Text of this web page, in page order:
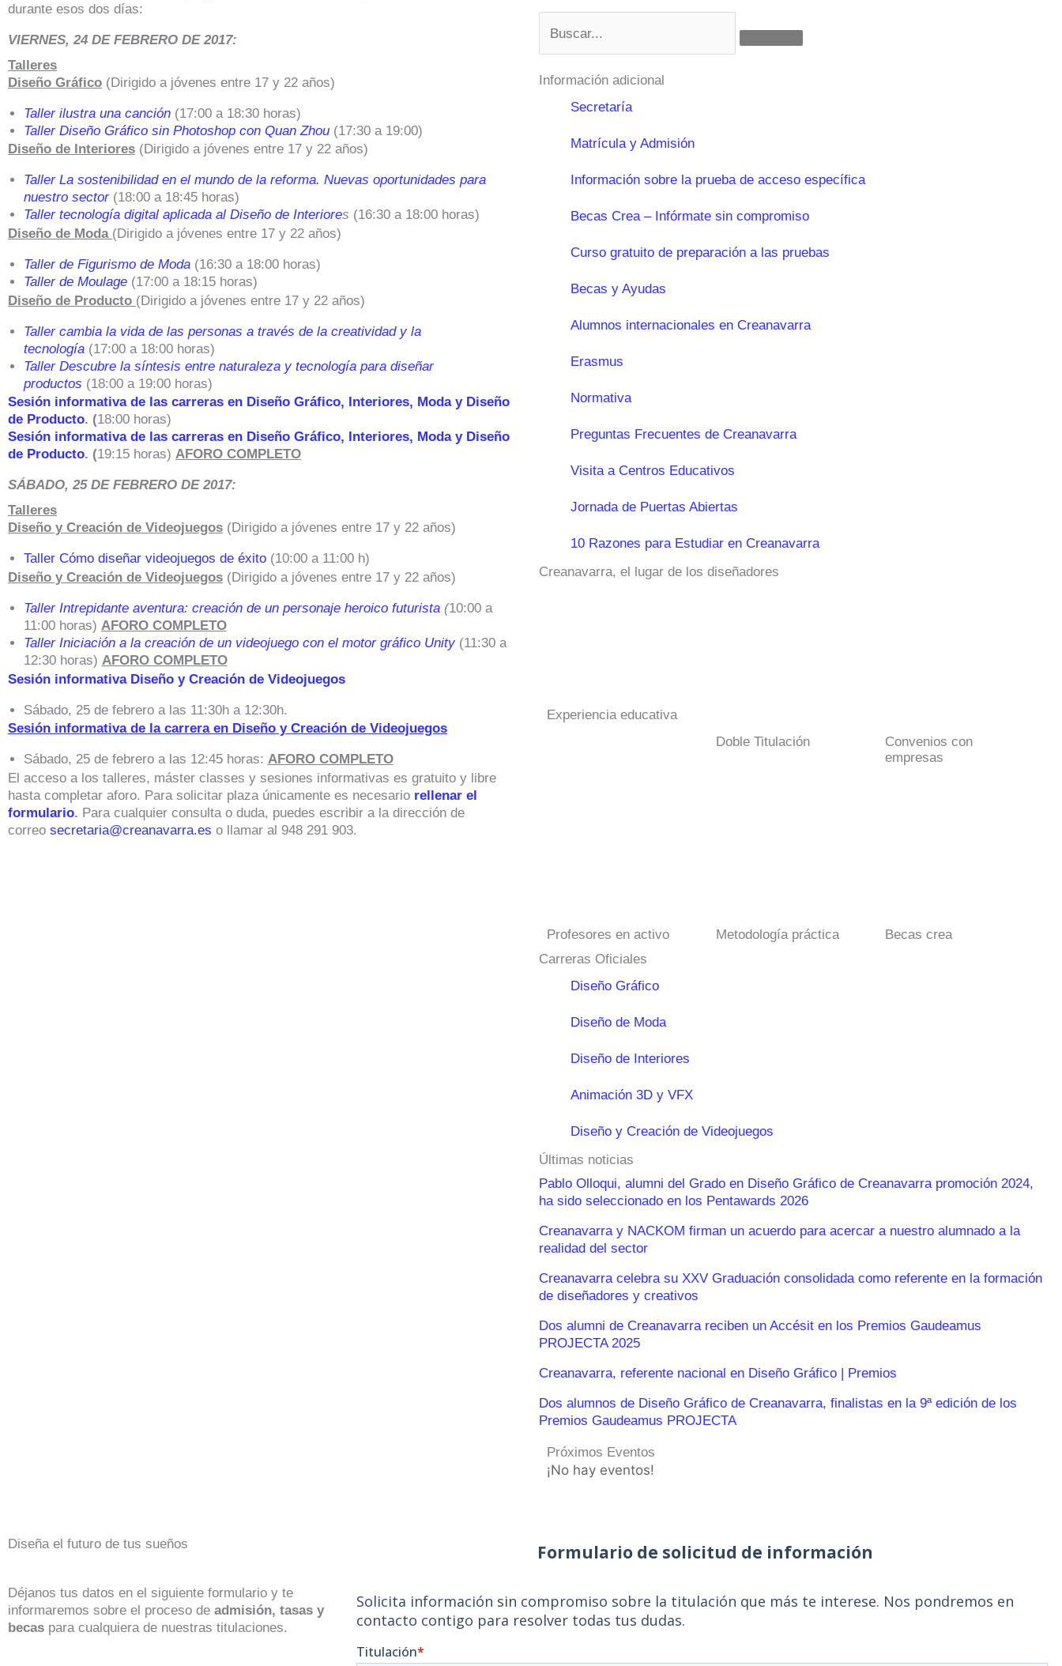
durante esos dos días:
VIERNES, 24 DE FEBRERO DE 2017:
Talleres
Diseño Gráfico (Dirigido a jóvenes entre 17 y 22 años)
Taller ilustra una canción(17:00 a 18:30 horas)
Taller Diseño Gráfico sin Photoshop con Quan Zhou (17:30 a 19:00)
Diseño de Interiores (Dirigido a jóvenes entre 17 y 22 años)
Taller La sostenibilidad en el mundo de la reforma. Nuevas oportunidades para
nuestro sector(18:00 a 18:45 horas)
Taller tecnología digital aplicada al Diseño de Interiores (16:30 a 18:00 horas)
Diseño de Moda (Dirigido a jóvenes entre 17 y 22 años)
Taller de Figurismo de Moda(16:30 a 18:00 horas)
Taller de Moulage(17:00 a 18:15 horas)
Diseño de Producto (Dirigido a jóvenes entre 17 y 22 años)
Taller cambia la vida de las personas a través de la creatividad y la
tecnología(17:00 a 18:00 horas)
Taller Descubre la síntesis entre naturaleza y tecnología para diseñar
productos (18:00 a 19:00 horas)
Sesión informativa de las carreras en Diseño Gráfico, Interiores, Moda y Diseño
de Producto. (18:00 horas)
Sesión informativa de las carreras en Diseño Gráfico, Interiores, Moda y Diseño
de Producto. (19:15 horas) AFORO COMPLETO
SÁBADO, 25 DE FEBRERO DE 2017:
Talleres
Diseño y Creación de Videojuegos (Dirigido a jóvenes entre 17 y 22 años)
Taller Cómo diseñar videojuegos de éxito (10:00 a 11:00 h)
Diseño y Creación de Videojuegos (Dirigido a jóvenes entre 17 y 22 años)
Taller Intrepidante aventura: creación de un personaje heroico futurista(10:00 a
11:00 horas) AFORO COMPLETO
Taller Iniciación a la creación de un videojuego con el motor gráfico Unity (11:30 a
12:30 horas) AFORO COMPLETO
Sesión informativa Diseño y Creación de Videojuegos
Sábado, 25 de febrero a las 11:30h a 12:30h.
Sesión informativa de la carrera en Diseño y Creación de Videojuegos
Sábado, 25 de febrero a las 12:45 horas: AFORO COMPLETO
El acceso a los talleres, máster classes y sesiones informativas es gratuito y libre
hasta completar aforo. Para solicitar plaza únicamente es necesario rellenar el
formulario. Para cualquier consulta o duda, puedes escribir a la dirección de
correo secretaria@creanavarra.es o llamar al 948 291 903.
Información adicional
Secretaría
Matrícula y Admisión
Información sobre la prueba de acceso específica
Becas Crea – Infórmate sin compromiso
Curso gratuito de preparación a las pruebas
Becas y Ayudas
Alumnos internacionales en Creanavarra
Erasmus
Normativa
Preguntas Frecuentes de Creanavarra
Visita a Centros Educativos
Jornada de Puertas Abiertas
10 Razones para Estudiar en Creanavarra
Creanavarra, el lugar de los diseñadores
Experiencia educativa
Doble Titulación
Convenios con
empresas
Profesores en activo Metodología práctica
Becas crea
Carreras Oficiales
Diseño Gráfico
Diseño de Moda
Diseño de Interiores
Animación 3D y VFX
Diseño y Creación de Videojuegos
Últimas noticias
Pablo Olloqui, alumni del Grado en Diseño Gráfico de Creanavarra promoción 2024,
ha sido seleccionado en los Pentawards 2026
Creanavarra y NACKOM firman un acuerdo para acercar a nuestro alumnado a la
realidad del sector
Creanavarra celebra su XXV Graduación consolidada como referente en la formación
de diseñadores y creativos
Dos alumni de Creanavarra reciben un Accésit en los Premios Gaudeamus
PROJECTA 2025
Creanavarra, referente nacional en Diseño Gráfico | Premios
Dos alumnos de Diseño Gráfico de Creanavarra, finalistas en la 9ª edición de los
Premios Gaudeamus PROJECTA
Próximos Eventos
¡No hay eventos!
Diseña el futuro de tus sueños
Déjanos tus datos en el siguiente formulario y te
informaremos sobre el proceso de admisión, tasas y
becas para cualquiera de nuestras titulaciones.